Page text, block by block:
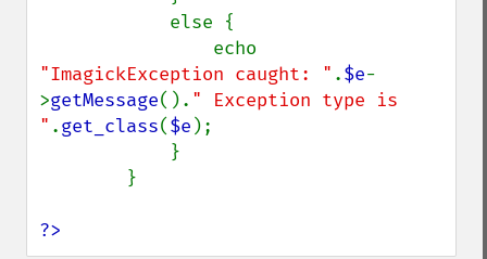
"ImagickException caught: " .$e-
>getMessage(). " Exception type is
" .get_class($e );
?>
getImageCompressionQuality
getImageDepth
getImageDispose
getImageDistortion
getImageFormat
getImageGeometry